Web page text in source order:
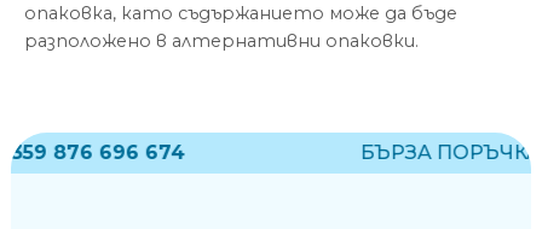
опаковка, като съдържанието може да бъде
разположено в алтернативни опаковки.
876 696 674 БЪРЗА ПОРЪЧКА: